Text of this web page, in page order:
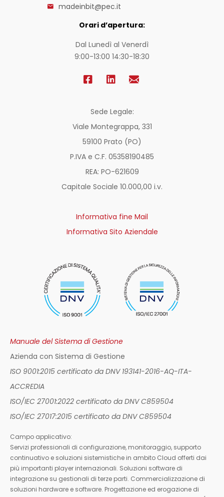
madeinbit@pec.it
Orari d’apertura:
Dal Lunedì al Venerdì
9:00-13:00 14:30-18:30
Sede Legale:
Viale Montegrappa, 331
59100 Prato (PO)
P.IVA e C.F. 05358190485
REA: PO-621609
Capitale Sociale 10.000,00 i.v.
Informativa fine Mail
Informativa Sito Aziendale
Manuale del Sistema di Gestione
Azienda con Sistema di Gestione
ISO 9001:2015 certificato da DNV 193141-2016-AQ-ITA-
ACCREDIA
ISO/IEC 27001:2022 certificato da DNV C859504
ISO/IEC 27017:2015 certificato da DNV C859504
Campo applicativo:
Servizi professionali di configurazione, monitoraggio, supporto
continuativo e soluzioni sistemistiche in ambito Cloud offerti dai
più importanti player internazionali. Soluzioni software di
integrazione su gestionali di terze parti. Commercializzazione di
soluzioni hardware e software. Progettazione ed erogazione di